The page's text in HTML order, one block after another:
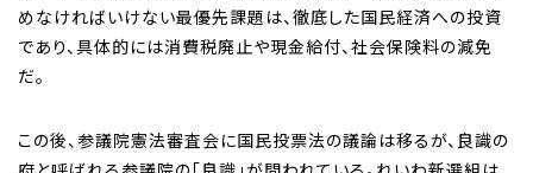
めなければいけない最優先課題は、徹底した国民経済への投資
であり、具体的には消費税廃止や現金給付、社会保険料の減免
だ。
この後、参議院憲法審査会に国民投票法の議論は移るが、良識の